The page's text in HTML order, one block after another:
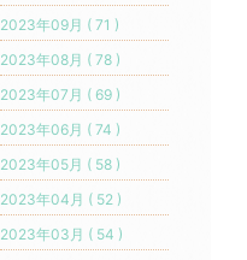
2023年09月 ( 71 )
2023年08月 ( 78 )
2023年07月 ( 69 )
2023年06月 ( 74 )
2023年05月 ( 58 )
2023年04月 ( 52 )
2023年03月 ( 54 )